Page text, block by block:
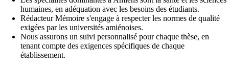
humaines, en adéquation avec les besoins des étudiants.
Rédacteur Mémoire s'engage à respecter les normes de qualité
exigées par les universités amiénoises.
Nous assurons un suivi personnalisé pour chaque thèse, en
tenant compte des exigences spécifiques de chaque
établissement.